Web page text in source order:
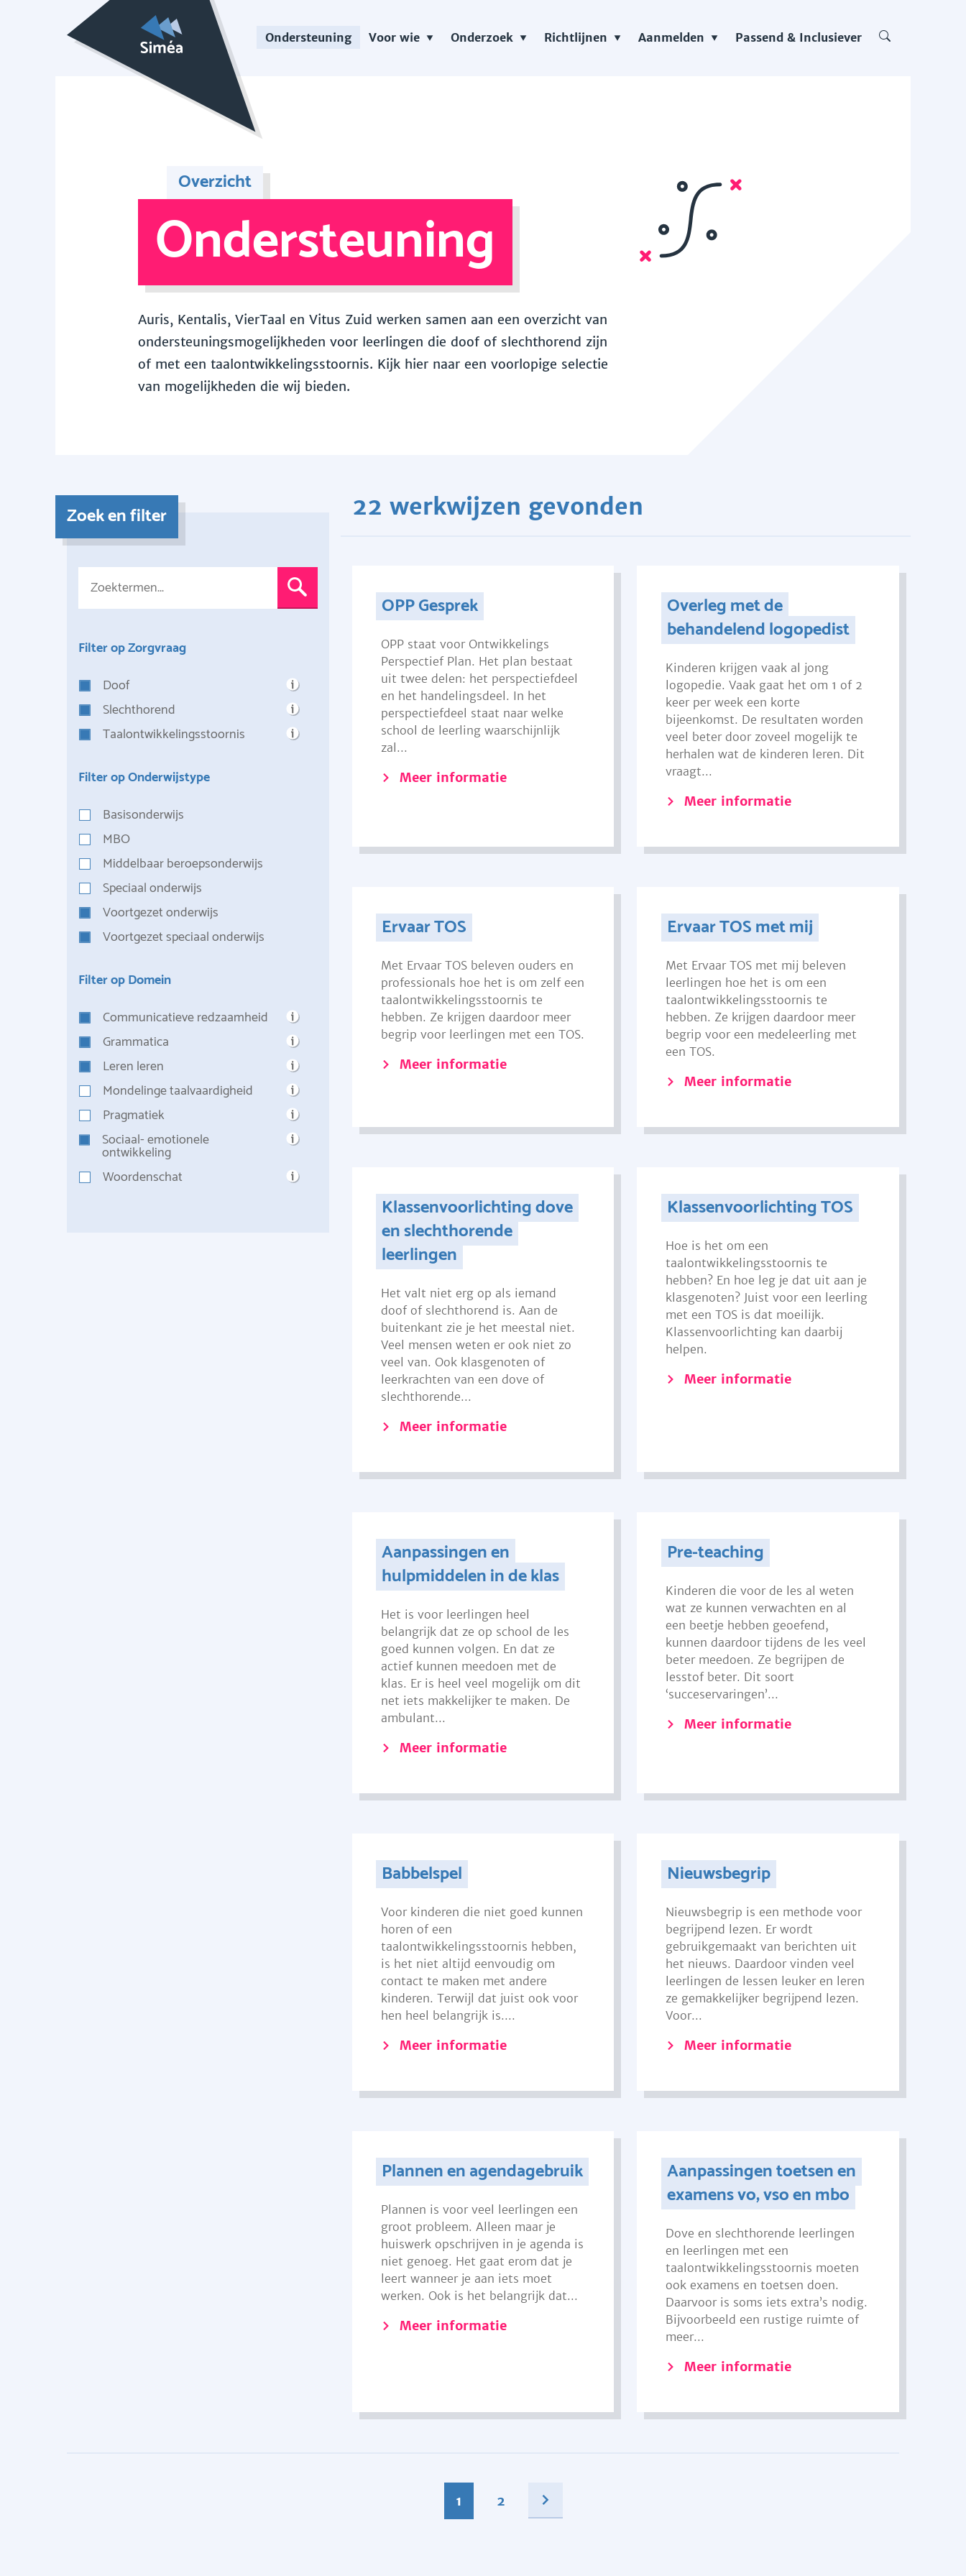
Ondersteuning Voor wie Onderzoek Richtlijnen Aanmelden Passend & Inclusiever
Overzicht
Ondersteuning
Auris, Kentalis, VierTaal en Vitus Zuid werken samen aan een overzicht van
ondersteuningsmogelijkheden voor leerlingen die doof of slechthorend zijn
of met een taalontwikkelingsstoornis. Kijk hier naar een voorlopige selectie
van mogelijkheden die wij bieden.
Zoek en filter
Filter op Zorgvraag
Doof
Slechthorend
Taalontwikkelingsstoornis
Filter op Onderwijstype
Basisonderwijs
MBO
Middelbaar beroepsonderwijs
Speciaal onderwijs
Voortgezet onderwijs
Voortgezet speciaal onderwijs
Filter op Domein
Communicatieve redzaamheid
Grammatica
Leren leren
Mondelinge taalvaardigheid
Pragmatiek
Sociaal- emotionele
ontwikkeling
Woordenschat
22 werkwijzen gevonden
OPP Gesprek
OPP staat voor Ontwikkelings
Perspectief Plan. Het plan bestaat
uit twee delen: het perspectiefdeel
en het handelingsdeel. In het
perspectiefdeel staat naar welke
school de leerling waarschijnlijk
zal...
Meer informatie
Overleg met de
behandelend logopedist
Kinderen krijgen vaak al jong
logopedie. Vaak gaat het om 1 of 2
keer per week een korte
bijeenkomst. De resultaten worden
veel beter door zoveel mogelijk te
herhalen wat de kinderen leren. Dit
vraagt...
Meer informatie
Ervaar TOS
Met Ervaar TOS beleven ouders en
professionals hoe het is om zelf een
taalontwikkelingsstoornis te
hebben. Ze krijgen daardoor meer
begrip voor leerlingen met een TOS.
Meer informatie
Ervaar TOS met mij
Met Ervaar TOS met mij beleven
leerlingen hoe het is om een
taalontwikkelingsstoornis te
hebben. Ze krijgen daardoor meer
begrip voor een medeleerling met
een TOS.
Meer informatie
Klassenvoorlichting dove
en slechthorende
leerlingen
Het valt niet erg op als iemand
doof of slechthorend is. Aan de
buitenkant zie je het meestal niet.
Veel mensen weten er ook niet zo
veel van. Ook klasgenoten of
leerkrachten van een dove of
slechthorende...
Meer informatie
Klassenvoorlichting TOS
Hoe is het om een
taalontwikkelingsstoornis te
hebben? En hoe leg je dat uit aan je
klasgenoten? Juist voor een leerling
met een TOS is dat moeilijk.
Klassenvoorlichting kan daarbij
helpen.
Meer informatie
Aanpassingen en
hulpmiddelen in de klas
Het is voor leerlingen heel
belangrijk dat ze op school de les
goed kunnen volgen. En dat ze
actief kunnen meedoen met de
klas. Er is heel veel mogelijk om dit
net iets makkelijker te maken. De
ambulant...
Meer informatie
Pre-teaching
Kinderen die voor de les al weten
wat ze kunnen verwachten en al
een beetje hebben geoefend,
kunnen daardoor tijdens de les veel
beter meedoen. Ze begrijpen de
lesstof beter. Dit soort
‘succeservaringen’...
Meer informatie
Babbelspel
Voor kinderen die niet goed kunnen
horen of een
taalontwikkelingsstoornis hebben,
is het niet altijd eenvoudig om
contact te maken met andere
kinderen. Terwijl dat juist ook voor
hen heel belangrijk is....
Meer informatie
Nieuwsbegrip
Nieuwsbegrip is een methode voor
begrijpend lezen. Er wordt
gebruikgemaakt van berichten uit
het nieuws. Daardoor vinden veel
leerlingen de lessen leuker en leren
ze gemakkelijker begrijpend lezen.
Voor...
Meer informatie
Plannen en agendagebruik
Plannen is voor veel leerlingen een
groot probleem. Alleen maar je
huiswerk opschrijven in je agenda is
niet genoeg. Het gaat erom dat je
leert wanneer je aan iets moet
werken. Ook is het belangrijk dat...
Meer informatie
Aanpassingen toetsen en
examens vo, vso en mbo
Dove en slechthorende leerlingen
en leerlingen met een
taalontwikkelingsstoornis moeten
ook examens en toetsen doen.
Daarvoor is soms iets extra’s nodig.
Bijvoorbeeld een rustige ruimte of
meer...
Meer informatie
1 2